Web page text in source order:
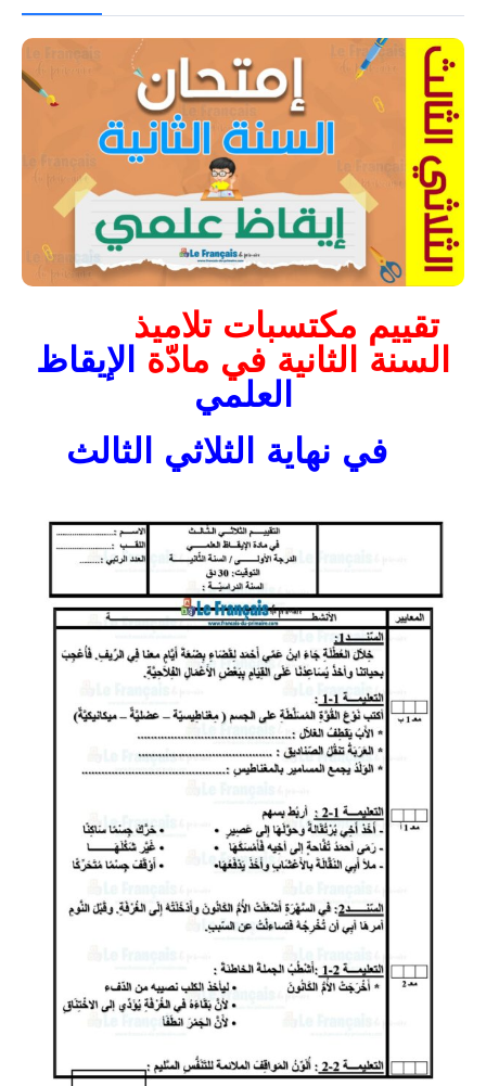
السنة الثانية في مادّة الإيقاظ
العلمي